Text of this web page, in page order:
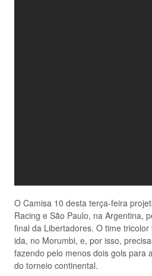
O Camisa 10 desta terça-feira
Racing e São Paulo, na Argentina,
final da Libertadores. O time
ida, no Morumbi, e, por isso,
fazendo pelo menos dois gols para
do torneio continental.